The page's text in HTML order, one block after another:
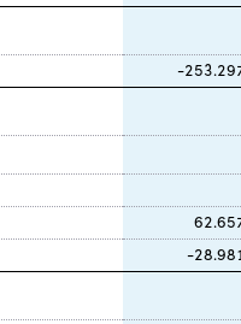
-
-28.981